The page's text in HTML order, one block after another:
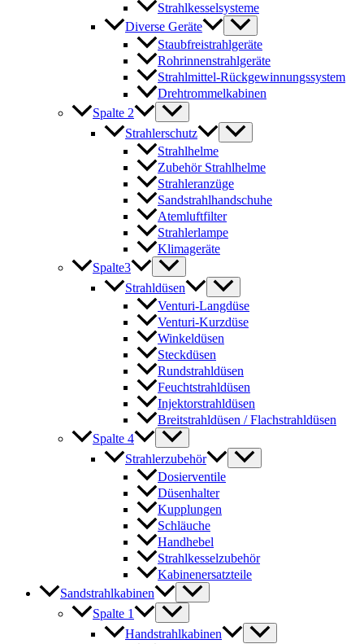
Strahlkesselsysteme
Diverse Geräte
Staubfreistrahlgeräte
Rohrinnenstrahlgeräte
Strahlmittel-Rückgewinnungssystem
Drehtrommelkabinen
Spalte 2
Strahlerschutz
Strahlhelme
Zubehör Strahlhelme
Strahleranzüge
Sandstrahlhandschuhe
Atemluftfilter
Strahlerlampe
Klimageräte
Spalte3
Strahldüsen
Venturi-Langdüse
Venturi-Kurzdüse
Winkeldüsen
Steckdüsen
Rundstrahldüsen
Feuchtstrahldüsen
Injektorstrahldüsen
Breitstrahldüsen / Flachstrahldüsen
Spalte 4
Strahlerzubehör
Dosierventile
Düsenhalter
Kupplungen
Schläuche
Handhebel
Strahlkesselzubehör
Kabinenersatzteile
Sandstrahlkabinen
Spalte 1
Handstrahlkabinen